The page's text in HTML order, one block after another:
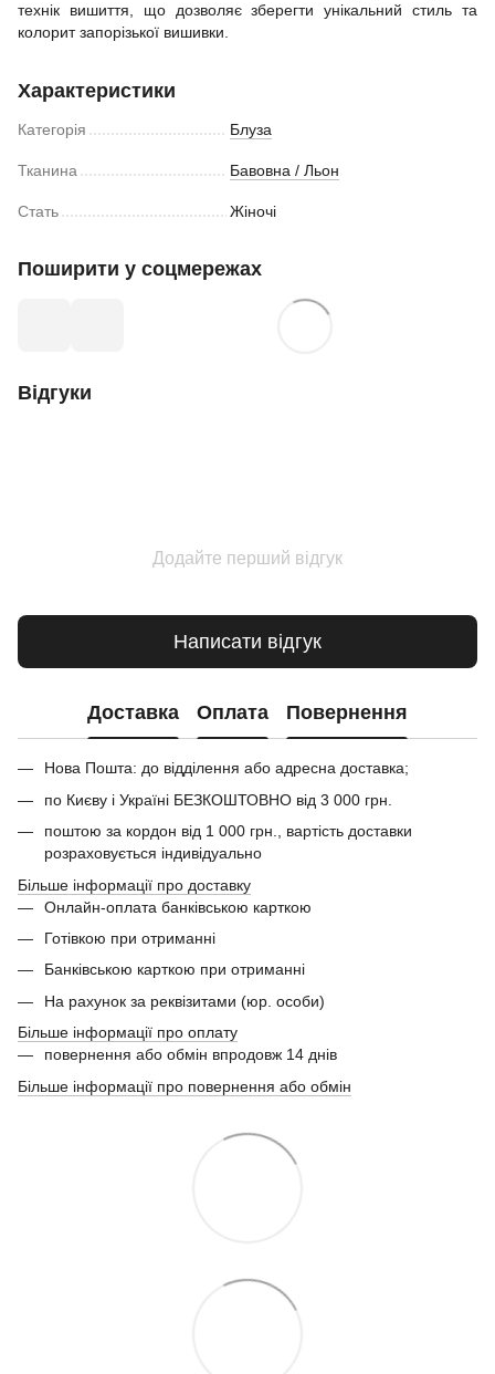
технік вишиття, що дозволяє зберегти унікальний стиль та
колорит запорізької вишивки.
Характеристики
Категорія Блуза
Тканина Бавовна / Льон
Стать Жіночі
Поширити у соцмережах
Відгуки
Додайте перший відгук
Написати відгук
Доставка Оплата Повернення
Нова Пошта: до відділення або адресна доставка;
по Києву і Україні БЕЗКОШТОВНО від 3 000 грн.
поштою за кордон від 1 000 грн., вартість доставки
розраховується індивідуально
Більше інформації про доставку
Онлайн-оплата банківською карткою
Готівкою при отриманні
Банківською карткою при отриманні
На рахунок за реквізитами (юр. особи)
Більше інформації про оплату
повернення або обмін впродовж 14 днів
Більше інформації про повернення або обмін